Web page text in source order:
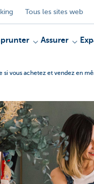
Tous les sites web
Assurer
vous achetez et vendez en